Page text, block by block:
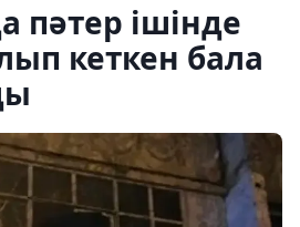
пәтер ішінде
кеткен бала